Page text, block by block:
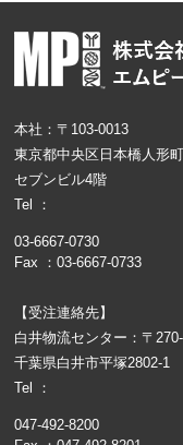
本社：〒103-0013
東京都中央区日本橋人形
セブンビル4階
Tel ：
03-6667-0730
Fax ：03-6667-0733
【受注連絡先】
白井物流センター：〒
千葉県白井市平塚2802-1
Tel ：
047-492-8200